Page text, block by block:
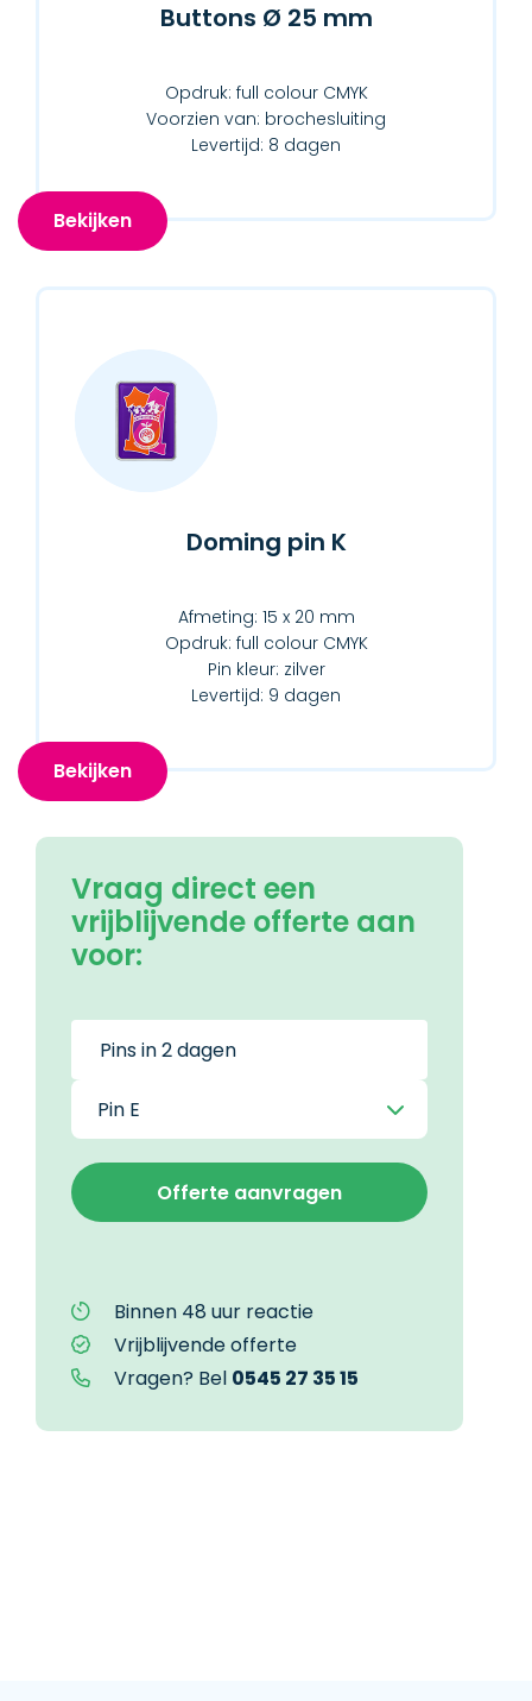
Buttons Ø 25 mm
Opdruk: full colour CMYK
Voorzien van: brochesluiting
Levertijd: 8 dagen
Bekijken
Doming pin K
Afmeting: 15 x 20 mm
Opdruk: full colour CMYK
Pin kleur: zilver
Levertijd: 9 dagen
Bekijken
Vraag direct een
vrijblijvende offerte aan
voor:
Binnen 48 uur reactie
Vrijblijvende offerte
Vragen? Bel 0545 27 35 15